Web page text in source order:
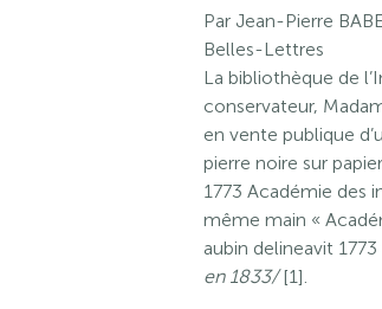
Par Jean-Pierre
Belles-Lettres
La bibliothèque de
conservateur,
en vente publique
pierre noire sur
1773 Académie des
même main «
aubin delineavit
en 1833/[1].